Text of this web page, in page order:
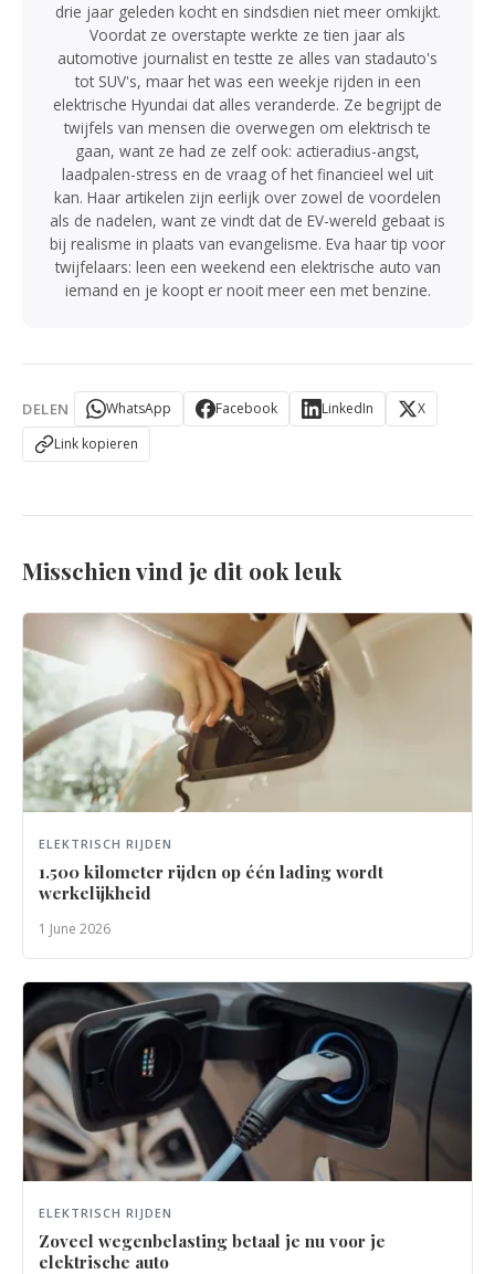
drie jaar geleden kocht en sindsdien niet meer omkijkt.
Voordat ze overstapte werkte ze tien jaar als
automotive journalist en testte ze alles van stadauto's
tot SUV's, maar het was een weekje rijden in een
elektrische Hyundai dat alles veranderde. Ze begrijpt de
twijfels van mensen die overwegen om elektrisch te
gaan, want ze had ze zelf ook: actieradius-angst,
laadpalen-stress en de vraag of het financieel wel uit
kan. Haar artikelen zijn eerlijk over zowel de voordelen
als de nadelen, want ze vindt dat de EV-wereld gebaat is
bij realisme in plaats van evangelisme. Eva haar tip voor
twijfelaars: leen een weekend een elektrische auto van
iemand en je koopt er nooit meer een met benzine.
DELEN WhatsApp Facebook LinkedIn
X
Link kopieren
Misschien vind je dit ook leuk
ELEKTRISCH RIJDEN
1.500 kilometer rijden op één lading wordt
werkelijkheid
1 June 2026
ELEKTRISCH RIJDEN
Zoveel wegenbelasting betaal je nu voor je
elektrische auto